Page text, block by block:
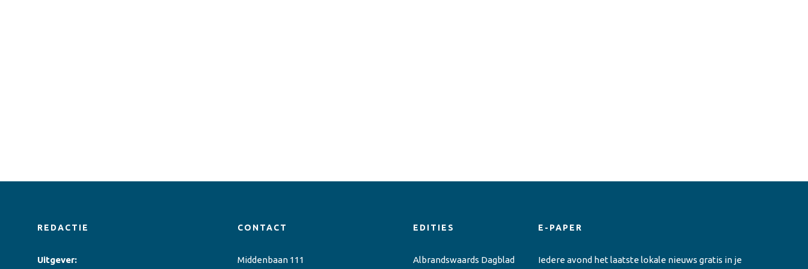
REDACTIE
Uitgever:
CONTACT
Middenbaan 111
EDITIES
Albrandswaards Dagblad
E-PAPER
Iedere avond het laatste lokale nieuws gratis in je